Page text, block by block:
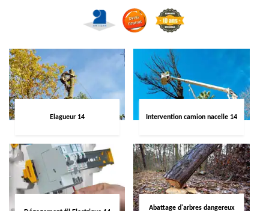
Elagueur 14 Intervention camion nacelle 14
Abattage d'arbres dangereux